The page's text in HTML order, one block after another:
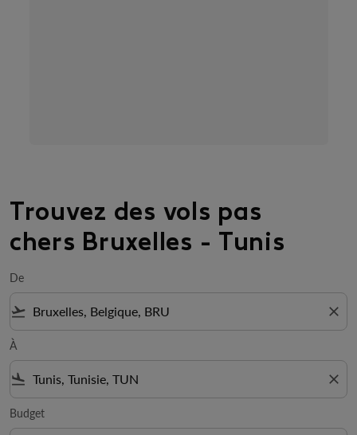
Trouvez des vols pas
chers Bruxelles - Tunis
De
flight_takeoff close
À
flight_land close
Budget